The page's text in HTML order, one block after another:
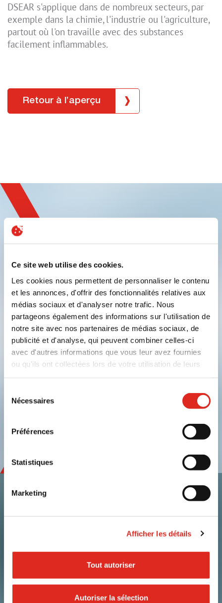
Ce site web utilise des cookies.
Les cookies nous permettent de personnaliser le contenu
et les annonces, d'offrir des fonctionnalités relatives aux
médias sociaux et d'analyser notre trafic. Nous
partageons également des informations sur l'utilisation de
notre site avec nos partenaires de médias sociaux, de
publicité et d'analyse, qui peuvent combiner celles-ci
avec d'autres informations que vous leur avez fournies
ou qu'ils ont collectées lors de votre utilisation de leurs
Mentions légales
Nécessaires
Préférences
Statistiques
Marketing
Afficher les détails
Tout autoriser
Autoriser la sélection
DSEAR s'applique dans de nombreux secteurs, par
exemple dans la chimie, l'industrie ou l'agriculture,
partout où l'on travaille avec des substances
facilement inflammables.
Retour à l’aperçu
97922 Lauda-Königshofen
découvrez l'innovation
Soumettre
linkedin
youtube